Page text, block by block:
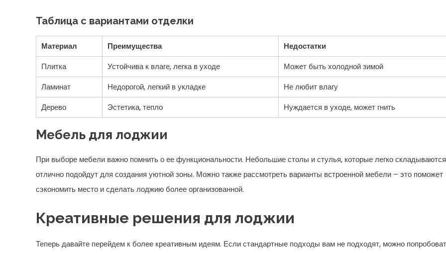
Таблица с вариантами отделки
Материал Преимущества
Недостатки
Плитка
Устойчива к влаге, легка в уходе
Может быть холодной зимой
Ламинат
Недорогой, легкий в укладке
Не любит влагу
Дерево
Эстетика, тепло Нуждается в уходе, может гнить
Мебель для лоджии
При выборе мебели важно помнить о ее функциональности. Небольшие столы и стулья, которые легко
отлично подойдут для создания уютной зоны. Можно также рассмотреть варианты встроенной мебели – это поможет
сэкономить место и сделать лоджию более организованной.
Креативные решения для лоджии
Теперь давайте перейдем к более креативным идеям. Если стандартные подходы вам не подходят, можно